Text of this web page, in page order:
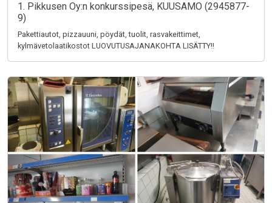
1. Pikkusen Oy:n konkurssipesä, KUUSAMO (2945877-
9)
Pakettiautot, pizzauuni, pöydät, tuolit, rasvakeittimet,
kylmävetolaatikostot LUOVUTUSAJANAKOHTA LISÄTTY!!